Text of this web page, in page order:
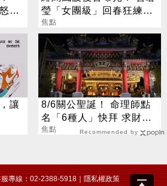
開
瑩「女團級」回春狂練舞
郭董獨自公園散步
焦點
讓
8/6關公聖誕！ 命理師點
名「6種人」快拜 求財求
職保平安
焦點 Recommended by
服專線：02-2388-5918｜隱私權政策